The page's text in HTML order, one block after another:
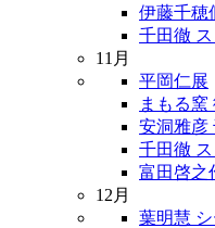
伊藤千穂
千田徹
11月
平岡仁展
まもる窯
安洞雅彦
千田徹
富田啓之
12月
葉明慧